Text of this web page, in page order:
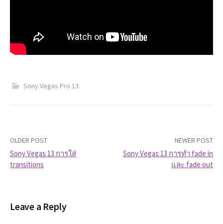
Sony Vegas Pro 13
P
s
OLDER POST
Sony Vegas 13 การใส่
transitions
NEWER POST
Sony Vegas 13 การทำ fade in
และ fade out
Leave a Reply